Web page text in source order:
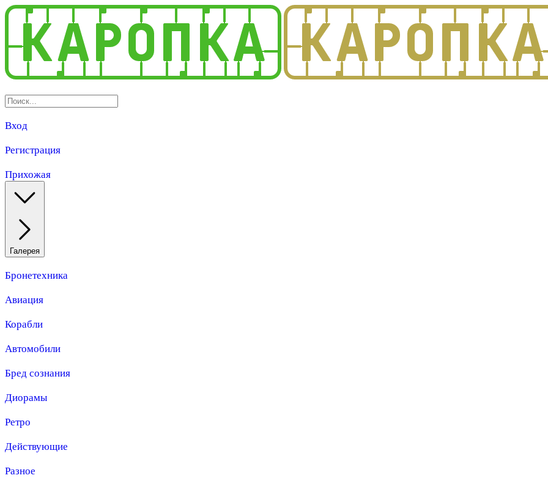
Вход
Регистрация
Прихожая
Галерея
Бронетехника
Авиация
Корабли
Автомобили
Бред сознания
Диорамы
Ретро
Действующие
Разное